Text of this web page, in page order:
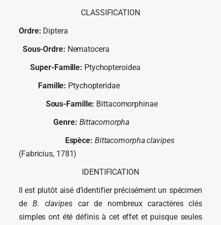
CLASSIFICATION
Ordre: Diptera
Sous-Ordre: Nematocera
Super-Famille: Ptychopteroidea
Famille: Ptychopteridae
Sous-Famille: Bittacomorphinae
Genre: Bittacomorpha
Espèce: Bittacomorpha clavipes
(Fabricius, 1781)
IDENTIFICATION
Il est plutôt aisé d’identifier précisément un spécimen
de B. clavipescar de nombreux caractères clés
simples ont été définis à cet effet et puisque seules